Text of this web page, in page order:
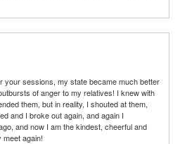
your sessions, my state became much better
of anger to my relatives! I knew with
them, but in reality, I shouted at them,
and I broke out again, and again I
and now I am the kindest, cheerful and
meet again!